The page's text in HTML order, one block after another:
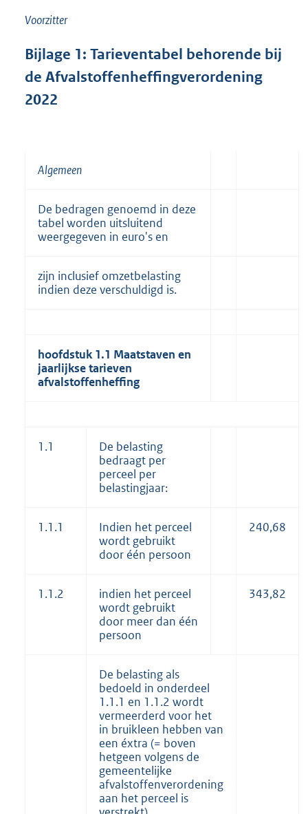
Voorzitter
Bijlage 1: Tarieventabel behorende bij
de Afvalstoffenheffingverordening
2022
Algemeen
De bedragen genoemd in deze
tabel worden uitsluitend
weergegeven in euro's en
zijn inclusief omzetbelasting
indien deze verschuldigd is.
hoofdstuk 1.1 Maatstaven en
jaarlijkse tarieven
afvalstoffenheffing
1.1
De belasting
bedraagt per
perceel per
belastingjaar:
1.1.1
Indien het perceel
wordt gebruikt
door één persoon
240,68
1.1.2
indien het perceel
wordt gebruikt
door meer dan één
persoon
343,82
De belasting als
bedoeld in onderdeel
1.1.1 en 1.1.2 wordt
vermeerderd voor het
in bruikleen hebben van
een éxtra (= boven
hetgeen volgens de
gemeentelijke
afvalstoffenverordening
aan het perceel is